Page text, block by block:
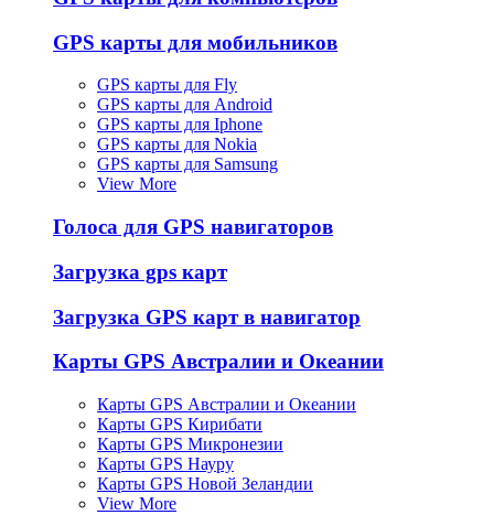
GPS карты для мобильников
GPS карты для Fly
GPS карты для Android
GPS карты для Iphone
GPS карты для Nokia
GPS карты для Samsung
View More
Голоса для GPS навигаторов
Загрузка gps карт
Загрузка GPS карт в навигатор
Карты GPS Австралии и Океании
Карты GPS Австралии и Океании
Карты GPS Кирибати
Карты GPS Микронезии
Карты GPS Науру
Карты GPS Новой Зеландии
View More